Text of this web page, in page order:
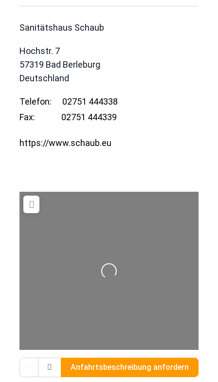
Sanitätshaus Schaub
Hochstr. 7
57319 Bad Berleburg
Deutschland
Telefon:
02751 444338
Fax:
02751 444339
https://www.schaub.eu
Wird geladen …
Gib deinen Standort ein.
Anfahrtsbeschreibung anfordern